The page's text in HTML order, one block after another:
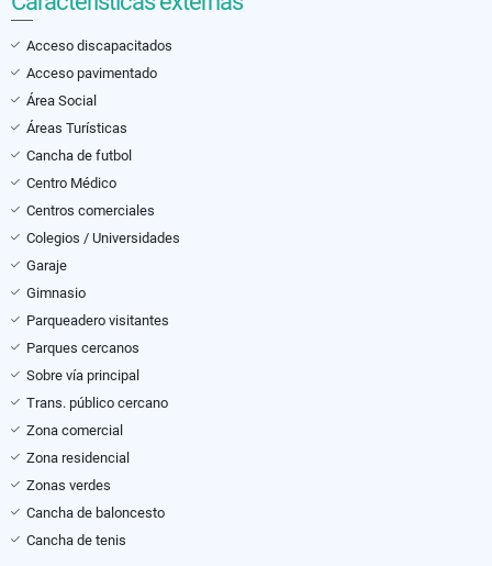
Acceso discapacitados
Acceso pavimentado
Área Social
Áreas Turísticas
Cancha de futbol
Centro Médico
Centros comerciales
Colegios / Universidades
Garaje
Gimnasio
Parqueadero visitantes
Parques cercanos
Sobre vía principal
Trans. público cercano
Zona comercial
Zona residencial
Zonas verdes
Cancha de baloncesto
Cancha de tenis